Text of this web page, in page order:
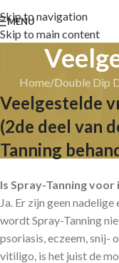
Skip to navigation
Skip to main content
MENU
Home/Double Dip
Veelgestelde
(2de deel van
Tanning
Is Spray-Tanning
Ja. Er zijn geen
wordt Spray-Tanning
psoriasis, eczeem, snij-
vitiligo, is het juist de